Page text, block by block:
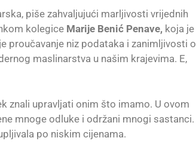
piše zahvaljujući marljivosti vrijednih
kolegice Marije Benić Penave, koja je
proučavanje niz podataka i zanimljivosti o
maslinarstva u našim krajevima. E,
znali upravljati onim što imamo. U ovom
mnoge odluke i održani mnogi sastanci.
po niskim cijenama.